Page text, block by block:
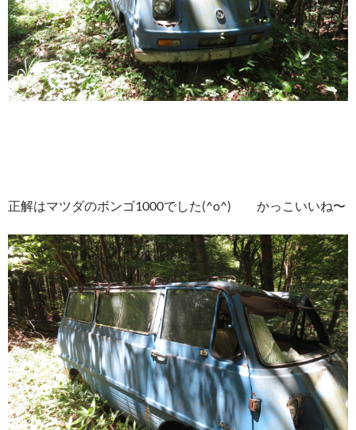
正解はマツダのボンゴ1000でした(^o^) かっこいいね〜